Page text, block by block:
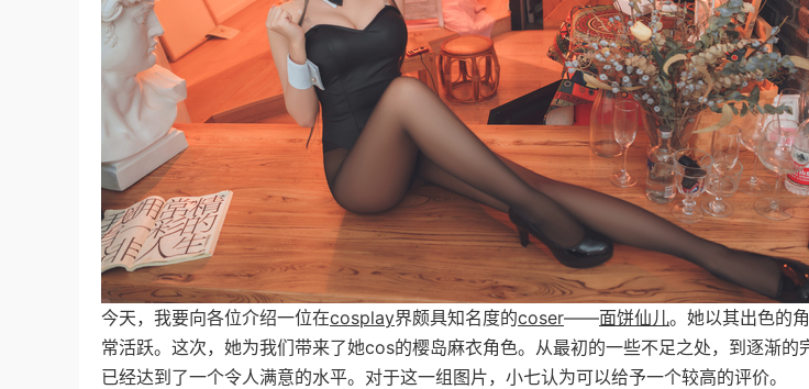
今天，我要向各位介绍一位在cosplay界颇具知名度的coser——面饼仙儿。她以其出色的
常活跃。这次，她为我们带来了她cos的樱岛麻衣角色。从最初的一些不足之处，到逐渐的
已经达到了一个令人满意的水平。对于这一组图片，小七认为可以给予一个较高的评价。